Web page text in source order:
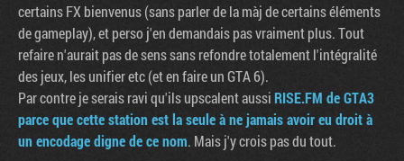
certains FX bienvenus (sans parler de la màj de certains éléments
de gameplay), et perso j'en demandais pas vraiment plus. Tout
refaire n'aurait pas de sens sans refondre totalement l'intégralité
des jeux, les unifier etc (et en faire un GTA 6).
Par contre je serais ravi qu'ils upscalent aussiRISE.FM de GTA3
parce que cette station est la seule à ne jamais avoir eu droit à
un encodage digne de ce nom. Mais j'y crois pas du tout.